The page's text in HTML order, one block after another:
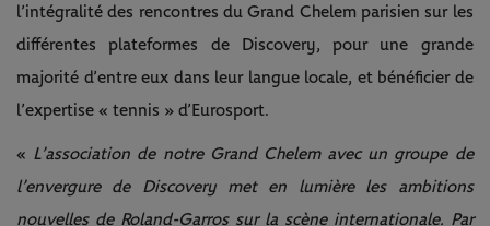
l’intégralité des rencontres du Grand Chelem parisien sur les
différentes plateformes de Discovery, pour une grande
majorité d’entre eux dans leur langue locale, et bénéficier de
l’expertise « tennis » d’Eurosport.
« L’association de notre Grand Chelem avec un groupe de
l’envergure de Discovery met en lumière les ambitions
nouvelles de Roland-Garros sur la scène internationale. Par